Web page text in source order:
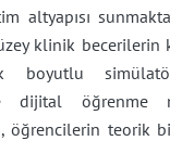
altyapısı
klinik becerilerin
boyutlu
dijital öğrenme
öğrencilerin teorik